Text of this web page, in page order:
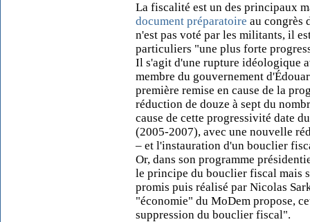
La fiscalité est un des principaux
document préparatoire au congrès
n'est pas voté par les militants, il
particuliers "une plus forte
Il s'agit d'une rupture idéologique
membre du gouvernement
première remise en cause de la
réduction de douze à sept du
cause de cette progressivité date
(2005-2007), avec une nouvelle
– et l'instauration d'un bouclier
Or, dans son programme
le principe du bouclier fiscal mais
promis puis réalisé par Nicolas
"économie" du MoDem propose,
suppression du bouclier fiscal".